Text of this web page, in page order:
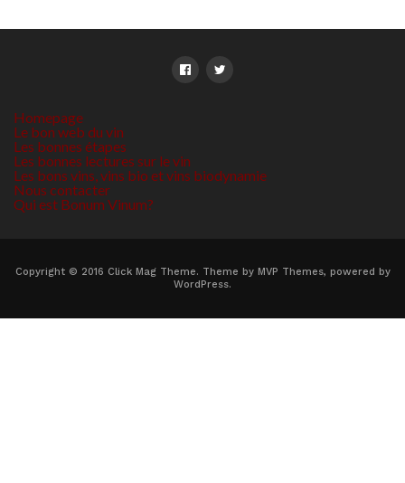
Homepage
Le bon web du vin
Les bonnes étapes
Les bonnes lectures sur le vin
Les bons vins, vins bio et vins biodynamie
Nous contacter
Qui est Bonum Vinum?
Copyright © 2016 Click Mag Theme. Theme by MVP Themes, powered by
WordPress.